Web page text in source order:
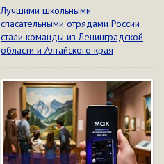
Лучшими школьными
спасательными отрядами России
стали команды из Ленинградской
области и Алтайского края